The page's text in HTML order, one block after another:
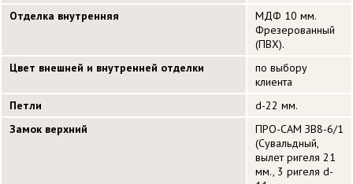
Отделка внутренняя
МДФ 10 мм.
Фрезерованный
(ПВХ).
Цвет внешней и внутренней отделки
по выбору
клиента
Петли
d-22 мм.
Замок верхний
ПРО-САМ ЗВ8-6/1
(Сувальдный,
вылет ригеля 21
мм., 3 ригеля d-